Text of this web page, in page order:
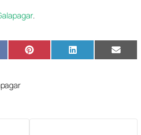
.
Compartir
en
Pinterest Compartir
en
LinkedIn
en
Email